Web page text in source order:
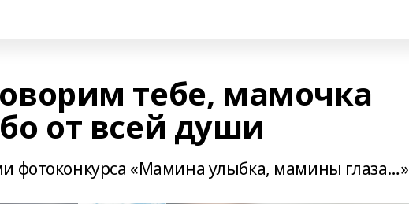
тебе, мамочка
от всей души
фотоконкурса «Мамина улыбка, мамины глаза…»